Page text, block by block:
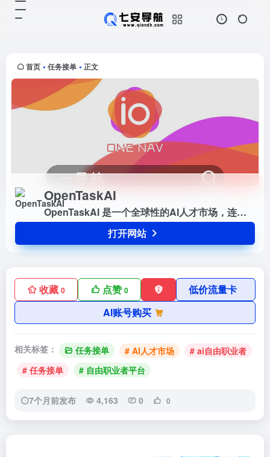
首页 • 任务接单 • 正文
OpenTaskAI
OpenTaskAI 是一个全球性的AI人才市场，连接 AI 自由职业者与商业需求，为 AI 领域的专业人士提供一个展示技能、获取机会的平台。
打开网站
收藏 0 点赞0
低价流量卡
AI账号购买
相关标签： 任务接单 # AI人才市场
# ai自由职业者
# 任务接单
# 自由职业者平台
7个月前发布 4,163 0 0
需求，为 AI 领域的专业人士提供一
个展示技能、获取机会的平台。